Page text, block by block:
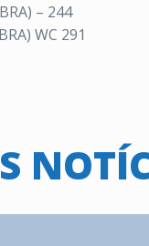
– 244
WC 291